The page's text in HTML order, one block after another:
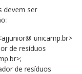
devem ser
unicamp.br>
de resíduos
de resíduos